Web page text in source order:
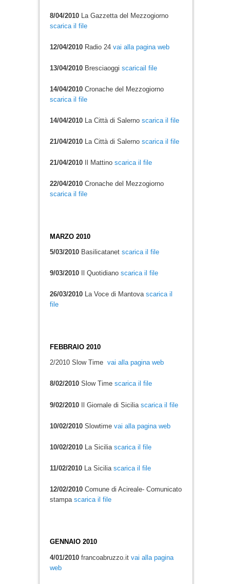
8/04/2010La Gazzetta del Mezzogiorno
scarica il file
12/04/2010Radio 24 vai alla pagina web
13/04/2010 Bresciaoggi scaricail file
14/04/2010Cronache del Mezzogiorno
scarica il file
14/04/2010La Città di Salerno scarica il file
21/04/2010 La Città di Salerno scarica il file
21/04/2010 Il Mattino scarica il file
22/04/2010Cronache del Mezzogiorno
scarica il file
MARZO 2010
5/03/2010 Basilicatanet scarica il file
9/03/2010 Il Quotidiano scarica il file
26/03/2010 La Voce di Mantova scarica il
file
FEBBRAIO 2010
2/2010Slow Time vai alla pagina web
8/02/2010Slow Time scarica il file
9/02/2010 Il Giornale di Sicilia scarica il file
10/02/2010 Slowtime vai alla pagina web
10/02/2010 La Sicilia scarica il file
11/02/2010 La Sicilia scarica il file
12/02/2010 Comune di Acireale- Comunicato
stampa scarica il file
GENNAIO 2010
4/01/2010 francoabruzzo.it vai alla pagina
web